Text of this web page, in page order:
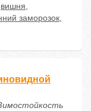
вишня,
заморозок,